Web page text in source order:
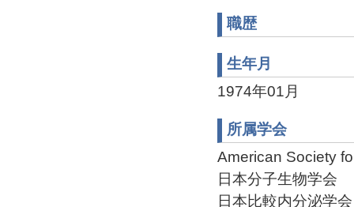
職歴
生年月
1974年01月
所属学会
American Society
日本分子生物学会
日本比較内分泌学会